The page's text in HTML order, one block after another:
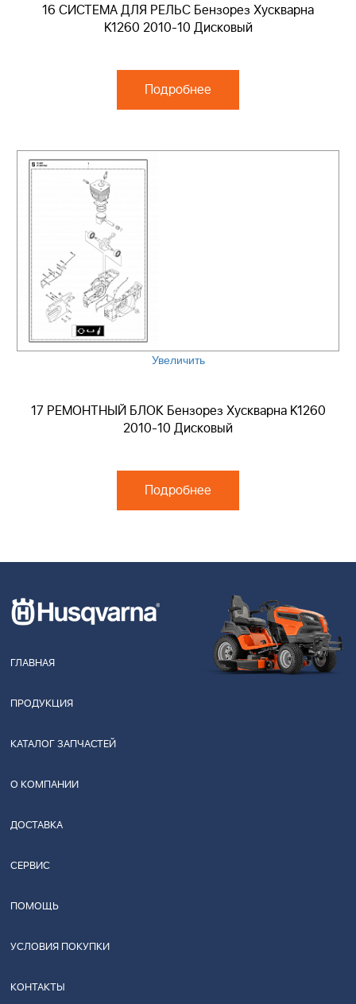
16 СИСТЕМА ДЛЯ РЕЛЬС Бензорез Хускварна
K1260 2010-10 Дисковый
Подробнее
Увеличить
17 РЕМОНТНЫЙ БЛОК Бензорез Хускварна K1260
2010-10 Дисковый
Подробнее
ГЛАВНАЯ
ПРОДУКЦИЯ
КАТАЛОГ ЗАПЧАСТЕЙ
О КОМПАНИИ
ДОСТАВКА
СЕРВИС
ПОМОЩЬ
УСЛОВИЯ ПОКУПКИ
КОНТАКТЫ